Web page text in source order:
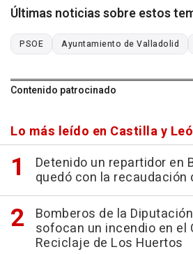
Últimas noticias sobre estos
PSOE Ayuntamiento de Valladolid
Contenido patrocinado
Lo más leído en Castilla y
Detenido un repartidor en
quedó con la recaudación
Bomberos de la
sofocan un incendio en el
Reciclaje de Los Huertos